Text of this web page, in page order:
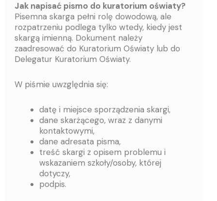
Jak napisać pismo do kuratorium oświaty?
Pisemna skarga pełni rolę dowodową, ale
rozpatrzeniu podlega tylko wtedy, kiedy jest
skargą imienną. Dokument należy
zaadresować do Kuratorium Oświaty lub do
Delegatur Kuratorium Oświaty.
W piśmie uwzględnia się:
datę i miejsce sporządzenia skargi,
dane skarżącego, wraz z danymi
kontaktowymi,
dane adresata pisma,
treść skargi z opisem problemu i
wskazaniem szkoły/osoby, której
dotyczy,
podpis.